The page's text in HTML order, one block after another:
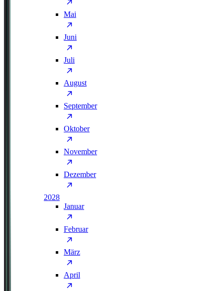
Mai
Juni
Juli
August
September
Oktober
November
Dezember
2028
Januar
Februar
März
April